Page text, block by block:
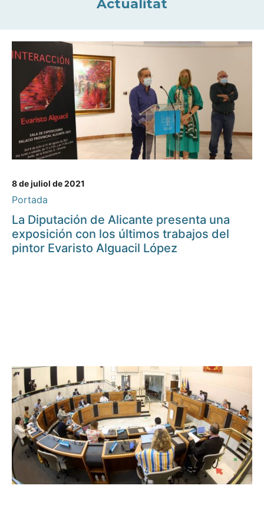
Actualitat
8 de juliol de 2021
Portada
La Diputación de Alicante presenta una
exposición con los últimos trabajos del
pintor Evaristo Alguacil López